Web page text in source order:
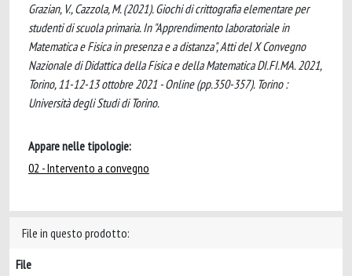
Grazian, V., Cazzola, M. (2021). Giochi di crittografia elementare per
studenti di scuola primaria. In "Apprendimento laboratoriale in
Matematica e Fisica in presenza e a distanza", Atti del X Convegno
Nazionale di Didattica della Fisica e della Matematica DI.FI.MA. 2021,
Torino, 11-12-13 ottobre 2021 - Online (pp.350-357). Torino :
Università degli Studi di Torino.
Appare nelle tipologie:
02 - Intervento a convegno
File in questo prodotto:
File